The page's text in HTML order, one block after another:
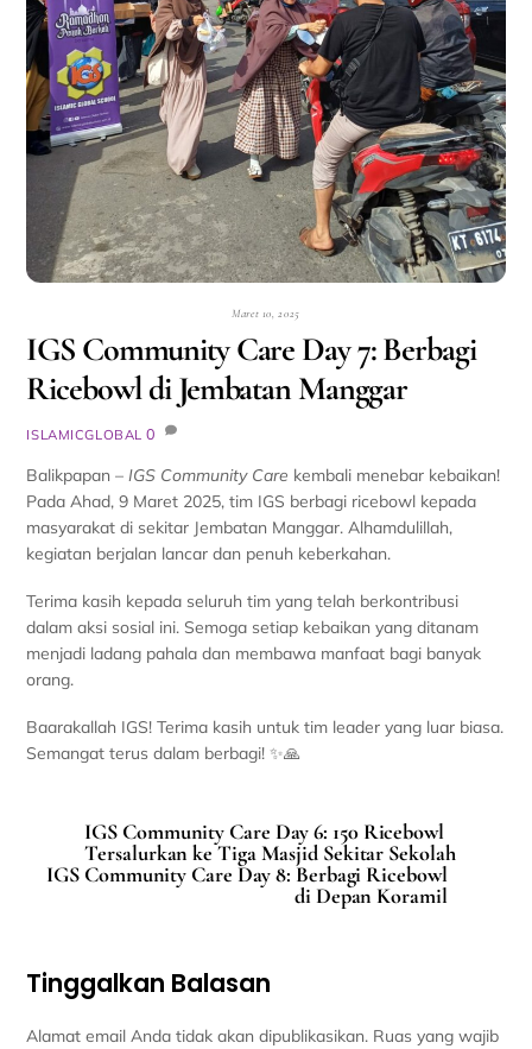
Maret 10, 2025
IGS Community Care Day 7: Berbagi
Ricebowl di Jembatan Manggar
ISLAMICGLOBAL 0
Balikpapan –IGS Community Care kembali menebar kebaikan!
Pada Ahad, 9 Maret 2025, tim IGS berbagi ricebowl kepada
masyarakat di sekitar Jembatan Manggar. Alhamdulillah,
kegiatan berjalan lancar dan penuh keberkahan.
Terima kasih kepada seluruh tim yang telah berkontribusi
dalam aksi sosial ini. Semoga setiap kebaikan yang ditanam
menjadi ladang pahala dan membawa manfaat bagi banyak
orang.
Baarakallah IGS! Terima kasih untuk tim leader yang luar biasa.
Semangat terus dalam berbagi! ✨🙏
IGS Community Care Day 6: 150 Ricebowl
Tersalurkan ke Tiga Masjid Sekitar Sekolah
IGS Community Care Day 8: Berbagi Ricebowl
di Depan Koramil
Tinggalkan Balasan
Alamat email Anda tidak akan dipublikasikan. Ruas yang wajib